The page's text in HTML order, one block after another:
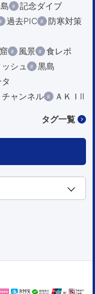
記念ダイブ
過去PIC
防寒対策
風景
食レポ
シュ
黒島
チャンネル ＡＫＩⅡ
タグ一覧